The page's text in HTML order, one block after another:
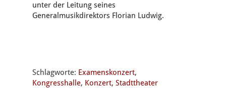
unter der Leitung seines
Generalmusikdirektors Florian Ludwig.
Schlagworte: Examenskonzert,
Kongresshalle, Konzert, Stadttheater